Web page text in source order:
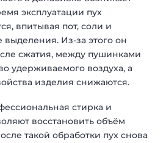
эксплуатации пух
впитывая пот, соли и
Из-за этого он
сжатия, между пушинками
удерживаемого воздуха, а
изделия снижаются.
стирка и
восстановить объём
такой обработки пух снова